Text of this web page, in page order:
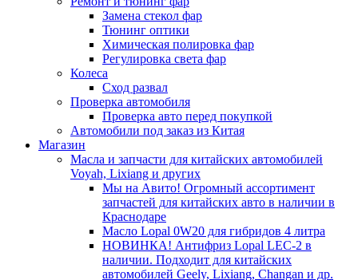
Замена стекол фар
Тюнинг оптики
Химическая полировка фар
Регулировка света фар
Колеса
Сход развал
Проверка автомобиля
Проверка авто перед покупкой
Автомобили под заказ из Китая
Магазин
Масла и запчасти для китайских автомобилей
Voyah, Lixiang и других
Мы на Авито! Огромный ассортимент
запчастей для китайских авто в наличии в
Краснодаре
Масло Lopal 0W20 для гибридов 4 литра
НОВИНКА! Антифриз Lopal LEC-2 в
наличии. Подходит для китайских
автомобилей Geely, Lixiang, Changan и др.